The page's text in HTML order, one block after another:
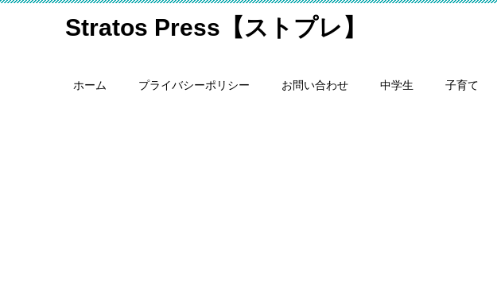
Stratos Press【ストプレ】
ホーム プライバシーポリシー お問い合わせ 中学生 子育て